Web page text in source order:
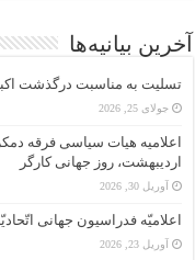
آخرین بیانیه‌ها
تسلیت به مناسبت درگذشت
جولای 25, 2026
اردیبهشت، روز جهانی کارگر
آوریل 30, 2026
اعلامیّه فدراسیون جهانی
آوریل 23, 2026